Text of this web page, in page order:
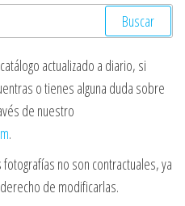
actualizado a diario, si
o tienes alguna duda sobre
de nuestro
.
no son contractuales, ya
de modificarlas.